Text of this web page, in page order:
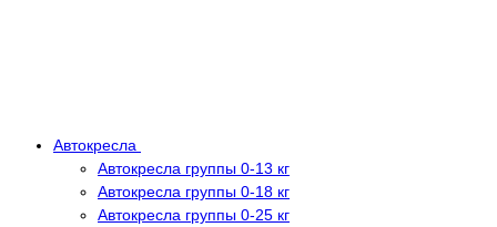
Автокресла
Автокресла группы 0-13 кг
Автокресла группы 0-18 кг
Автокресла группы 0-25 кг